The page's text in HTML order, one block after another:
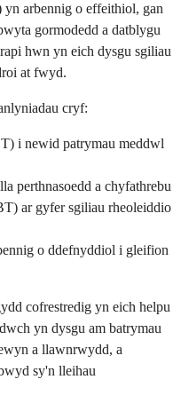
arbennig o effeithiol, gan
gormodedd a datblygu
hwn yn eich dysgu sgiliau
at fwyd.
cryf:
i newid patrymau meddwl
perthnasoedd a chyfathrebu
ar gyfer sgiliau rheoleiddio
o ddefnyddiol i gleifion
cofrestredig yn eich helpu
yn dysgu am batrymau
a llawnrwydd, a
sy'n lleihau